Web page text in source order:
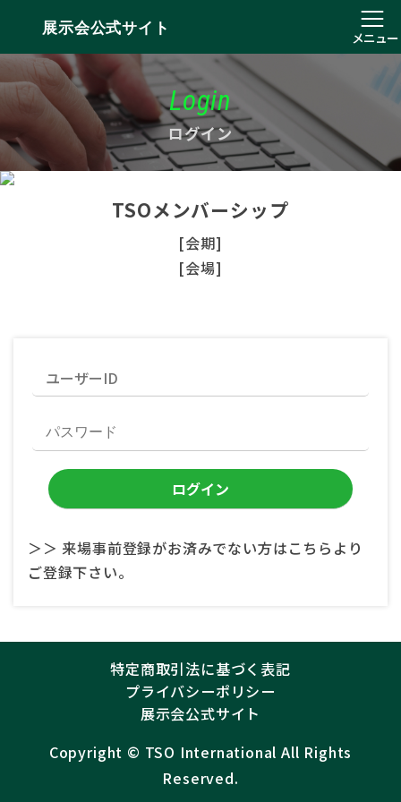
展示会公式サイト
メニュー
Login
ログイン
TSOメンバーシップ
[会期]
[会場]
＞＞ 来場事前登録がお済みでない方はこちらより
ご登録下さい。
特定商取引法に基づく表記
プライバシーポリシー
展示会公式サイト
Copyright ©︎ TSO International All Rights
Reserved.